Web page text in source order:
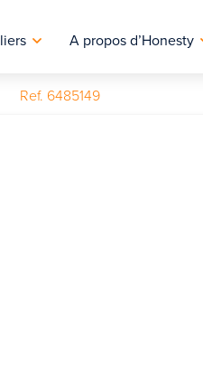
A propos d’Honesty
Ref. 6485149